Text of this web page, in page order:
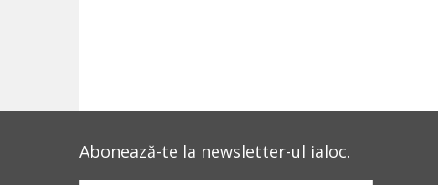
Abonează-te la newsletter-ul ialoc.